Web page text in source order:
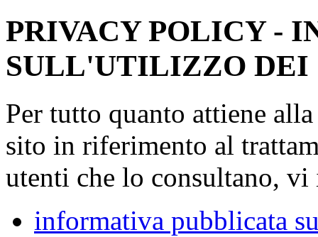
PRIVACY POLICY -
SULL'UTILIZZO DEI
Per tutto quanto attiene
sito in riferimento al
utenti che lo consultano,
informativa pubblicata